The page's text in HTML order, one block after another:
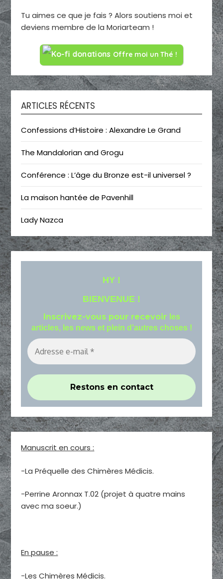
Tu aimes ce que je fais ? Alors soutiens moi et
deviens membre de la Moriarteam !
Offre moi un Thé !
ARTICLES RÉCENTS
Confessions d’Histoire : Alexandre Le Grand
The Mandalorian and Grogu
Conférence : L’âge du Bronze est-il universel ?
La maison hantée de Pavenhill
Lady Nazca
HY !
BIENVENUE !
Inscrivez-vous pour recevoir les
articles, les news et plein d'autres choses !
Manuscrit en cours :
-La Préquelle des Chimères Médicis.
-Perrine Aronnax T.02 (projet à quatre mains
avec ma soeur.)
En pause :
-Les Chimères Médicis.